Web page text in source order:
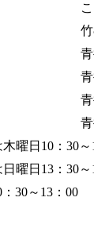
日10：30～
日13：30～
30～13：00